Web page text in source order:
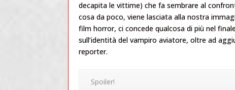
decapita le vittime) che fa sembrare al
cosa da poco, viene lasciata alla nostra
film horror, ci concede qualcosa di più nel
sull’identità del vampiro aviatore, oltre ad
reporter.
Spoiler!